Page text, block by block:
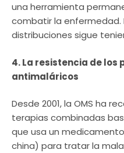
una herramienta
combatir la enfermedad.
distribuciones sigue
4. La resistencia de
antimaláricos
Desde 2001, la OMS ha
terapias combinadas
que usa un
china) para tratar la